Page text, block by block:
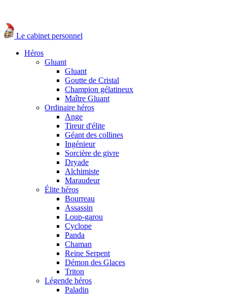
Le cabinet personnel
Héros
Gluant
Gluant
Goutte de Cristal
Champion gélatineux
Maître Gluant
Ordinaire héros
Ange
Tireur d'élite
Géant des collines
Ingénieur
Sorcière de givre
Dryade
Alchimiste
Maraudeur
Élite héros
Bourreau
Assassin
Loup-garou
Cyclope
Panda
Chaman
Reine Serpent
Démon des Glaces
Triton
Légende héros
Paladin